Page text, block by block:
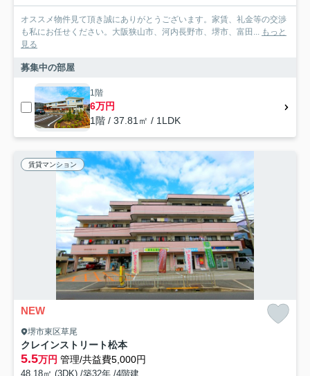
オススメ物件見て頂き誠にありがとうございます。家賃、礼金等の交渉
も私にお任せください。大阪狭山市、河内長野市、堺市、富田... もっと
見る
募集中の部屋
1階
6万円
1階 / 37.81㎡ / 1LDK
賃貸マンション
NEW
堺市東区草尾
クレインストリート松本
5.5万円 管理/共益費5,000円
48.18㎡ (3DK) /築32年 /4階建